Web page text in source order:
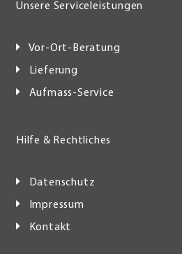
Unsere Serviceleistungen
Vor-Ort-Beratung
Lieferung
Aufmass-Service
Hilfe & Rechtliches
Datenschutz
Impressum
Kontakt